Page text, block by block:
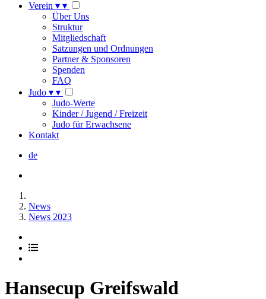
Verein ▾ ▾
Über Uns
Struktur
Mitgliedschaft
Satzungen und Ordnungen
Partner & Sponsoren
Spenden
FAQ
Judo ▾ ▾
Judo-Werte
Kinder / Jugend / Freizeit
Judo für Erwachsene
Kontakt
de
News
News 2023
Hansecup Greifswald